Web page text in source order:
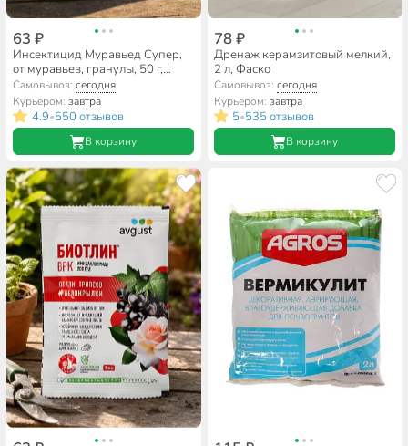
63 ₽
Инсектицид Муравьед Супер,
от муравьев, гранулы, 50 г,
Avgust
Самовывоз:сегодня
Курьером:завтра
4.9•550 отзывов
В корзину
78 ₽
Дренаж керамзитовый мелкий,
2 л, Фаско
Самовывоз: сегодня
Курьером: завтра
5•535 отзывов
В корзину